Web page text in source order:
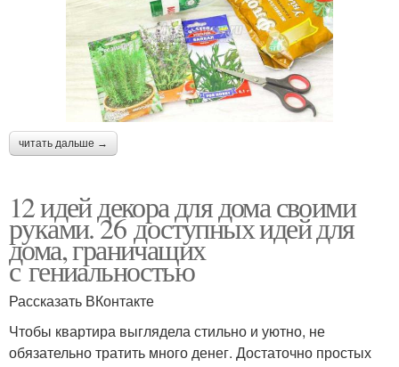
читать дальше →
12 идей декора для дома своими
руками. 26 доступных идей для
дома, граничащих
с гениальностью
Рассказать ВКонтакте
Чтобы квартира выглядела стильно и уютно, не
обязательно тратить много денег. Достаточно простых